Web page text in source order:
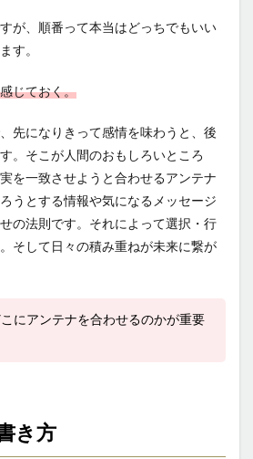
が、順番って本当はどっちでもいい
す。
じておく。
先になりきって感情を味わうと、後
。そこが人間のおもしろいところ
を一致させようと合わせるアンテナ
うとする情報や気になるメッセージ
の法則です。それによって選択・行
そして日々の積み重ねが未来に繋が
にアンテナを合わせるのかが重要
き方